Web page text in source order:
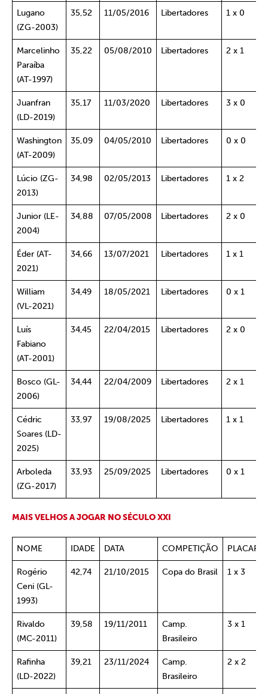
Lugano
(ZG-2003)
35,52 11/05/2016 Libertadores 1 x 0
Marcelinho
Paraíba
(AT-1997)
35,22 05/08/2010 Libertadores 2 x 1
Juanfran
(LD-2019)
35,17 11/03/2020 Libertadores 3 x 0
Washington
(AT-2009)
35,09 04/05/2010 Libertadores 0 x 0
Lúcio (ZG-
2013)
34,98 02/05/2013 Libertadores 1 x 2
Junior (LE-
2004)
34,88 07/05/2008 Libertadores 2 x 0
Éder (AT-
2021)
34,66 13/07/2021 Libertadores 1 x 1
William
(VL-2021)
34,49 18/05/2021 Libertadores 0 x 1
Luís
Fabiano
(AT-2001)
34,45 22/04/2015 Libertadores 2 x 0
Bosco (GL-
2006)
34,44 22/04/2009 Libertadores 2 x 1
Cédric
Soares (LD-
2025)
33,97 19/08/2025 Libertadores 1 x 1
Arboleda
(ZG-2017)
33,93 25/09/2025 Libertadores 0 x 1
MAISVELHOSA JOGAR NO SÉCULO XXI
NOME IDADE DATA COMPETIÇÃO PLACAR
Rogério
Ceni (GL-
1993)
42,74 21/10/2015 Copa do Brasil 1 x 3
Rivaldo
(MC-2011)
39,58 19/11/2011
Camp.
Brasileiro
3 x 1
Rafinha
(LD-2022)
39,21 23/11/2024
Camp.
Brasileiro
2 x 2